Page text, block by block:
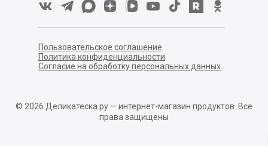
Пользовательское соглашение
Политика конфиденциальности
Согласие на обработку персональных данных
© 2026 Деликатеска.ру — интернет-магазин продуктов. Все
права защищены